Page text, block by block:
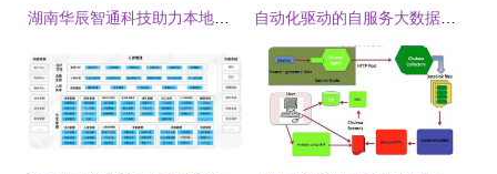
湖南华辰智通科技助力本地企业实现工业设备“上云”——华辰智通数据处理服务深度解析 自动化驱动的自服务大数据治理 数据处理服务的未来路径